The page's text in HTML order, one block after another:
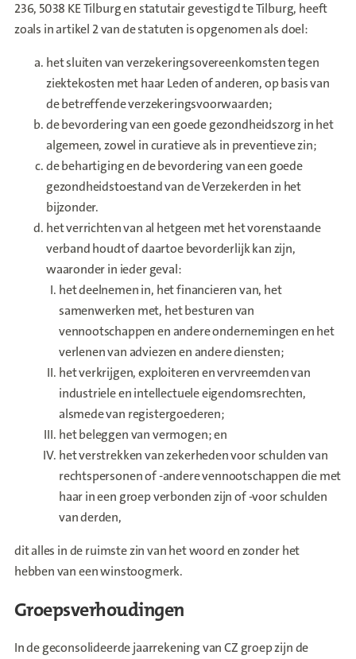
236, 5038 KE Tilburg en statutair gevestigd te Tilburg, heeft
zoals in artikel 2 van de statuten is opgenomen als doel:
het sluiten van verzekeringsovereenkomsten tegen
ziektekosten met haar Leden of anderen, op basis van
de betreffende verzekeringsvoorwaarden;
de bevordering van een goede gezondheidszorg in het
algemeen, zowel in curatieve als in preventieve zin;
de behartiging en de bevordering van een goede
gezondheidstoestand van de Verzekerden in het
bijzonder.
het verrichten van al hetgeen met het vorenstaande
verband houdt of daartoe bevorderlijk kan zijn,
waaronder in ieder geval:
het deelnemen in, het financieren van, het
samenwerken met, het besturen van
vennootschappen en andere ondernemingen en het
verlenen van adviezen en andere diensten;
het verkrijgen, exploiteren en vervreemden van
industriele en intellectuele eigendomsrechten,
alsmede van registergoederen;
het beleggen van vermogen; en
het verstrekken van zekerheden voor schulden van
rechtspersonen of -andere vennootschappen die met
haar in een groep verbonden zijn of -voor schulden
van derden,
dit alles in de ruimste zin van het woord en zonder het
hebben van een winstoogmerk.
Groepsverhoudingen
In de geconsolideerde jaarrekening van CZ groep zijn de